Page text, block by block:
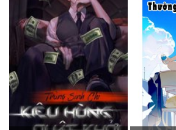
Võ Hiệp
Võng Du
Xuyên Không
Xuyên Nhanh
Xuyên Sách